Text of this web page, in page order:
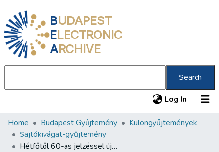
BUDAPEST
ELECTRONIC
ARCHIVE
Search
Log In (current)
Communities & Collections
All of DSpace
Home Budapest Gyűjtemény
Különgyűjtemények
Sajtókivágat-gyűjtemény
Hétfőtől 60-as jelzéssel új villamosjárat indul